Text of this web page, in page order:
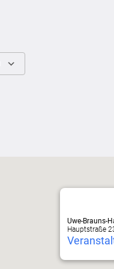
Uwe-Brauns-
Hauptstraße